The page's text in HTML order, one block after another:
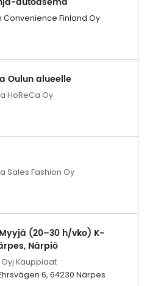
Convenience Finland Oy
Oulun alueelle
HoReCa Oy
Sales Fashion Oy
(20–30 h/vko) K-
Närpiö
Oyj Kauppiaat
6, 64230 Närpes